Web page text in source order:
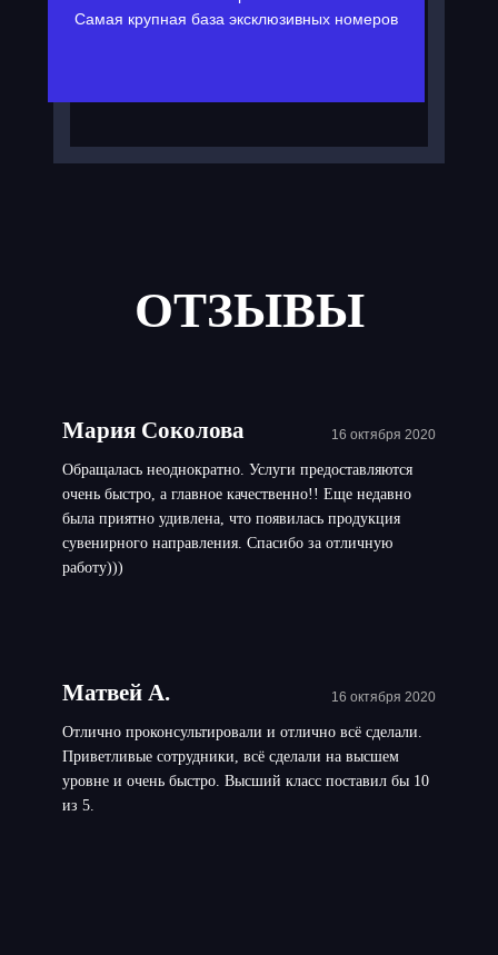
Самая крупная база эксклюзивных номеров
ОТЗЫВЫ
Мария Соколова 16 октября 2020
Обращалась неоднократно. Услуги предоставляются
очень быстро, а главное качественно!! Еще недавно
была приятно удивлена, что появилась продукция
сувенирного направления. Спасибо за отличную
работу)))
Матвей А. 16 октября 2020
Отлично проконсультировали и отлично всё сделали.
Приветливые сотрудники, всё сделали на высшем
уровне и очень быстро. Высший класс поставил бы 10
из 5.